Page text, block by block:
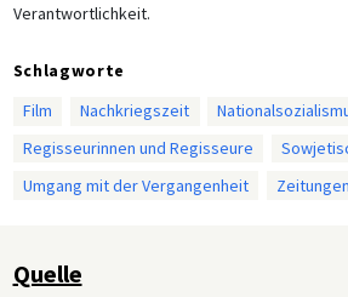
Verantwortlichkeit.
Schlagworte
Film
Nachkriegszeit
Regisseurinnen und Regisseure
Umgang mit der Vergangenheit
Zeitungen
Quelle